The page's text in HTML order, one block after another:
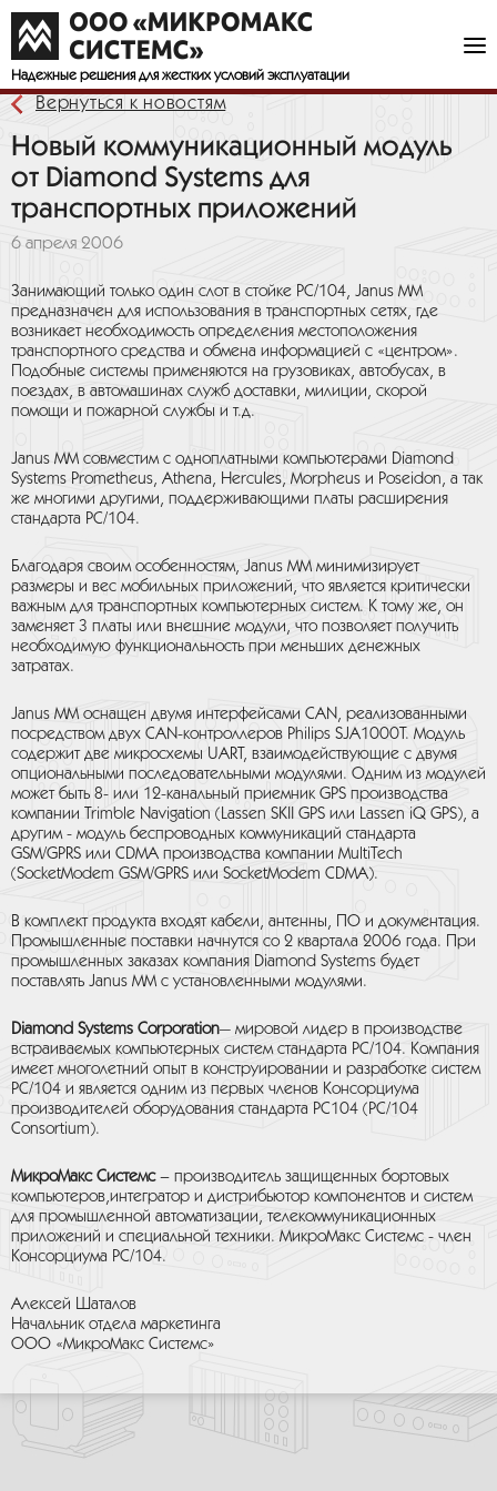
Надежные решения для жестких условий эксплуатации
Вернуться к новостям
Новый коммуникационный модуль
от Diamond Systems для
транспортных приложений
6 апреля 2006
Занимающий только один слот в стойке PC/104, Janus MM
предназначен для использования в транспортных сетях, где
возникает необходимость определения местоположения
транспортного средства и обмена информацией с «центром».
Подобные системы применяются на грузовиках, автобусах, в
поездах, в автомашинах служб доставки, милиции, скорой
помощи и пожарной службы и т.д.
Janus MM совместим с одноплатными компьютерами Diamond
Systems Prometheus, Athena, Hercules, Morpheus и Poseidon, а так
же многими другими, поддерживающими платы расширения
стандарта PC/104.
Благодаря своим особенностям, Janus MM минимизирует
размеры и вес мобильных приложений, что является критически
важным для транспортных компьютерных систем. К тому же, он
заменяет 3 платы или внешние модули, что позволяет получить
необходимую функциональность при меньших денежных
затратах.
Janus MM оснащен двумя интерфейсами CAN, реализованными
посредством двух CAN-контроллеров Philips SJA1000T. Модуль
содержит две микросхемы UART, взаимодействующие с двумя
опциональными последовательными модулями. Одним из модулей
может быть 8- или 12-канальный приемник GPS производства
компании Trimble Navigation (Lassen SKII GPS или Lassen iQ GPS), а
другим - модуль беспроводных коммуникаций стандарта
GSM/GPRS или CDMA производства компании MultiTech
(SocketModem GSM/GPRS или SocketModem CDMA).
В комплект продукта входят кабели, антенны, ПО и документация.
Промышленные поставки начнутся со 2 квартала 2006 года. При
промышленных заказах компания Diamond Systems будет
поставлять Janus MM с установленными модулями.
Diamond Systems Corporation— мировой лидер в производстве
встраиваемых компьютерных систем стандарта РС/104. Компания
имеет многолетний опыт в конструировании и разработке систем
PC/104 и является одним из первых членов Консорциума
производителей оборудования стандарта PC104 (PC/104
Consortium).
МикроМакс Системс– производитель защищенных бортовых
компьютеров,интегратор и дистрибьютор компонентов и систем
для промышленной автоматизации, телекоммуникационных
приложений и специальной техники. МикроМакс Системс - член
Консорциума РС/104.
Алексей Шаталов
Начальник отдела маркетинга
ООО «МикроМакс Системс»